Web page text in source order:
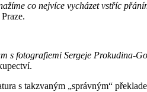
co nejvíce vycházet vstříc
s fotografiemi Sergeje
s takzvaným „správným“